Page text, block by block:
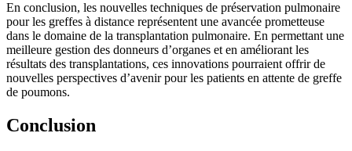
En conclusion, les nouvelles techniques de préservation pulmonaire
pour les greffes à distance représentent une avancée prometteuse
dans le domaine de la transplantation pulmonaire. En permettant une
meilleure gestion des donneurs d’organes et en améliorant les
résultats des transplantations, ces innovations pourraient offrir de
nouvelles perspectives d’avenir pour les patients en attente de greffe
de poumons.
Conclusion